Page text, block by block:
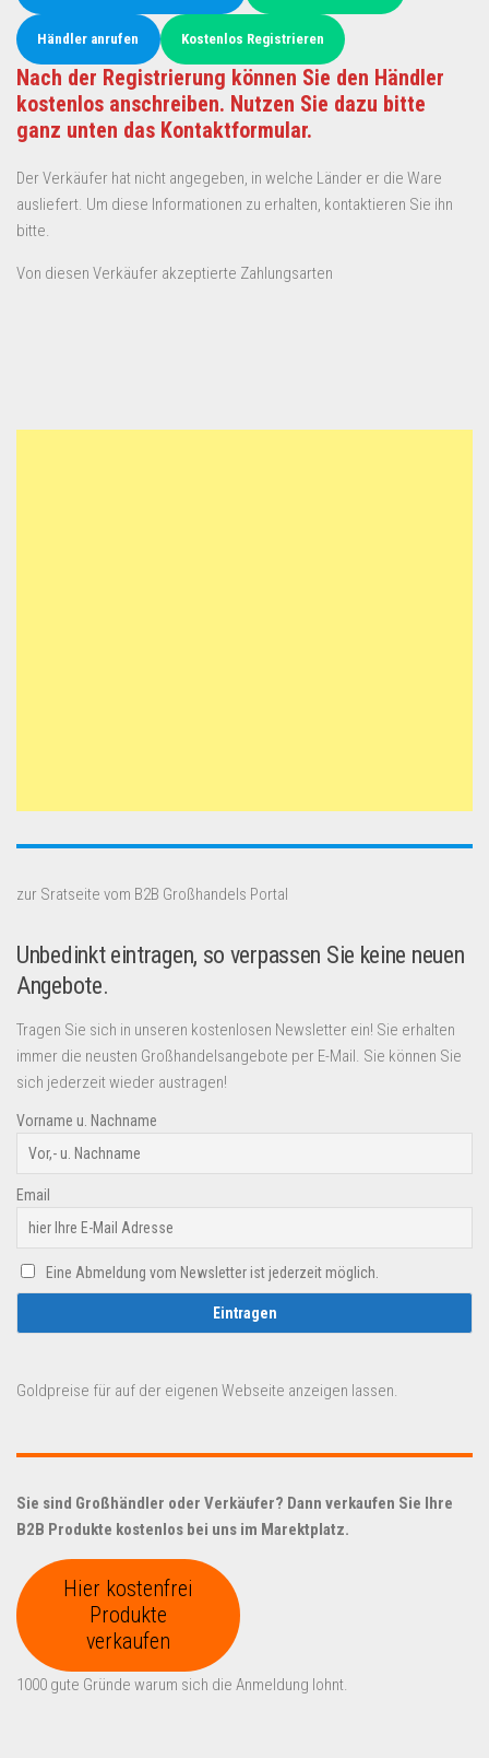
Händler anrufen Kostenlos Registrieren
Nach der Registrierung können Sie den Händler
kostenlos anschreiben. Nutzen Sie dazu bitte
ganz unten das Kontaktformular.
Der Verkäufer hat nicht angegeben, in welche Länder er die Ware
ausliefert. Um diese Informationen zu erhalten, kontaktieren Sie ihn
bitte.
Von diesen Verkäufer akzeptierte Zahlungsarten
zur Sratseite vom B2B Großhandels Portal
Unbedinkt eintragen, so verpassen Sie keine neuen
Angebote.
Tragen Sie sich in unseren kostenlosen Newsletter ein! Sie erhalten
immer die neusten Großhandelsangebote per E-Mail. Sie können Sie
sich jederzeit wieder austragen!
Vorname u. Nachname
Email
Eine Abmeldung vom Newsletter ist jederzeit möglich.
Goldpreise für auf der eigenen Webseite anzeigen lassen.
Sie sind Großhändler oder Verkäufer? Dann verkaufen Sie Ihre
B2B Produkte kostenlos bei uns im Marektplatz.
Hier kostenfrei
Produkte
verkaufen
1000 gute Gründe warum sich die Anmeldung lohnt.